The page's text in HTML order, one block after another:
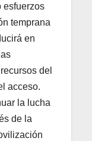
esfuerzos
temprana
en
del
acceso.
la lucha
de la